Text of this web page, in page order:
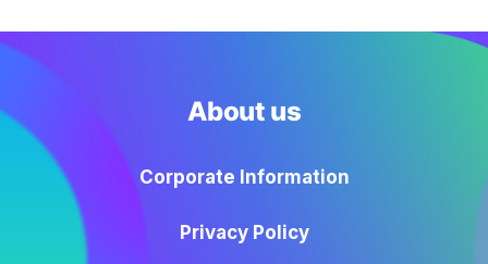
About us
Corporate Information
Privacy Policy